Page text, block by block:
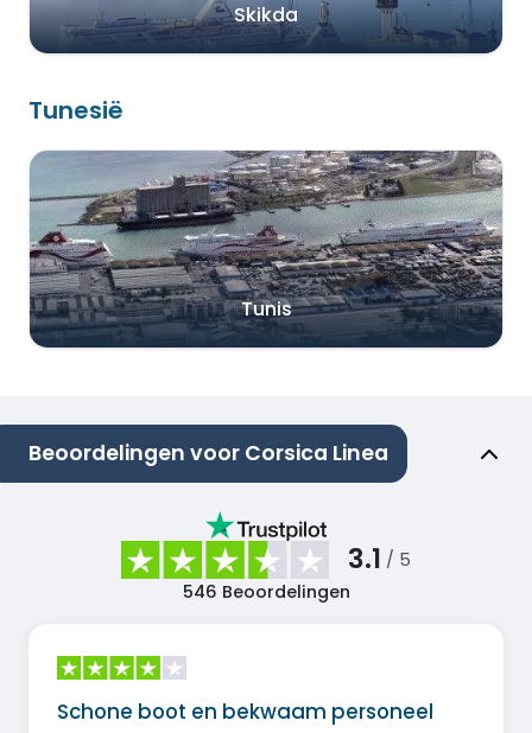
Skikda
Tunesië
Tunis
Beoordelingen voor Corsica Linea
3.1 / 5
546 Beoordelingen
Schone boot en bekwaam personeel